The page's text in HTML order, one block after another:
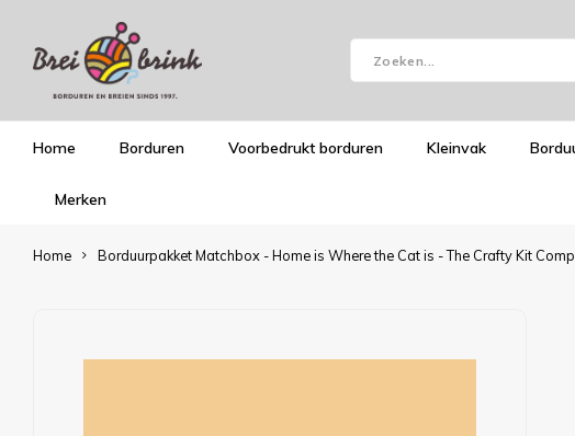
Home Borduren Voorbedrukt borduren Kleinvak
Merken
Home Borduurpakket Matchbox - Home is Where the Cat is - The Crafty Kit